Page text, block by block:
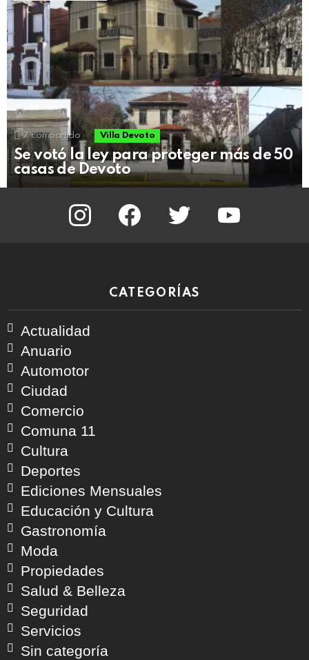
7 compartido Villa Devoto
Se votó la ley para proteger más de 50
casas de Devoto
instagram facebook twitter youtube
CATEGORÍAS
Actualidad
Anuario
Automotor
Ciudad
Comercio
Comuna 11
Cultura
Deportes
Ediciones Mensuales
Educación y Cultura
Gastronomía
Moda
Propiedades
Salud & Belleza
Seguridad
Servicios
Sin categoría